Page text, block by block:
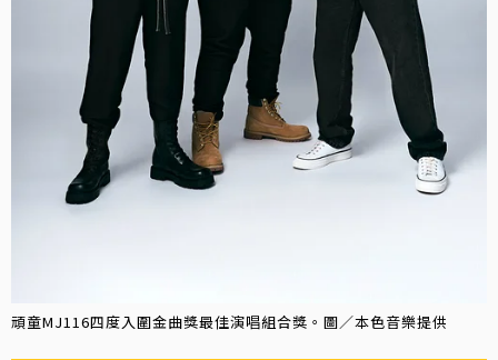
頑童MJ116四度入圍金曲獎最佳演唱組合獎。圖／本色音樂提供